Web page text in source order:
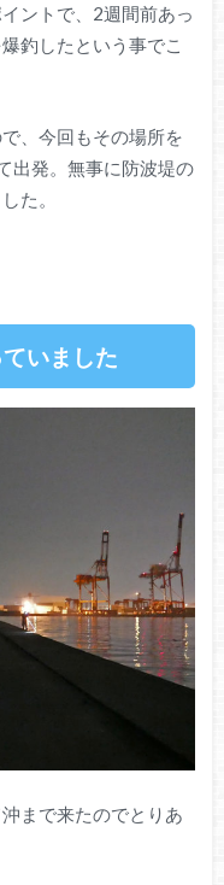
ントで、2週間前あっ
釣したという事でこ
、今回もその場所を
出発。無事に防波堤の
た。
いました
まで来たのでとりあ